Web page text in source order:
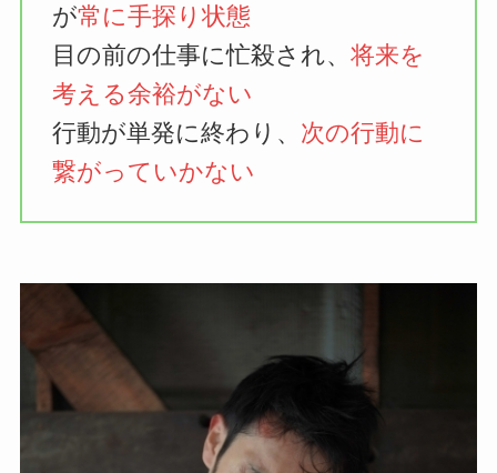
が常に手探り状態
目の前の仕事に忙殺され、 将来を
考える余裕がない
行動が単発に終わり、 次の行動に
繋がっていかない